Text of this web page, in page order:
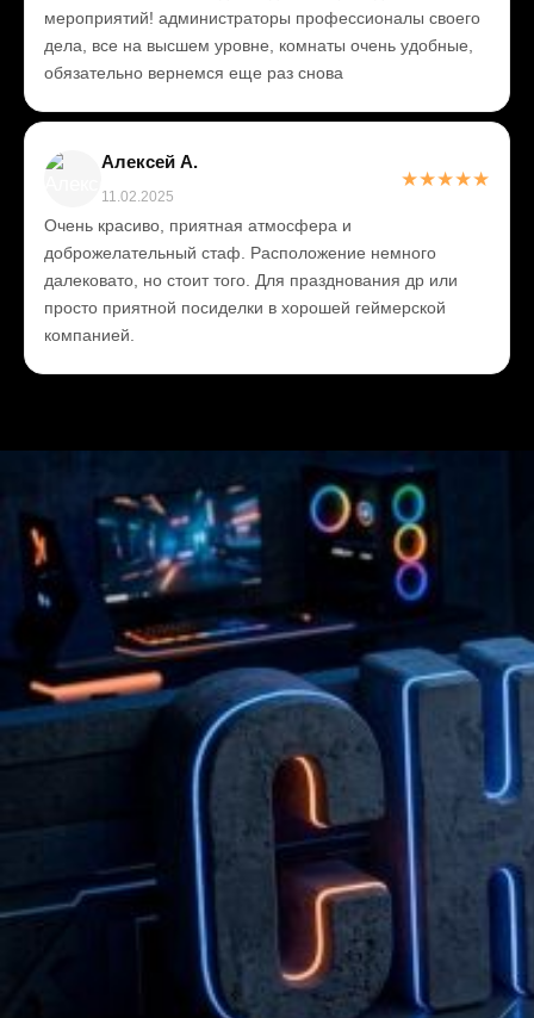
мероприятий! администраторы профессионалы своего
дела, все на высшем уровне, комнаты очень удобные,
обязательно вернемся еще раз снова
Алексей А.
11.02.2025
★★★★★
Очень красиво, приятная атмосфера и
доброжелательный стаф. Расположение немного
далековато, но стоит того. Для празднования др или
просто приятной посиделки в хорошей геймерской
компанией.